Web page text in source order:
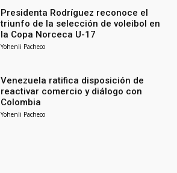
Presidenta Rodríguez reconoce el
triunfo de la selección de voleibol en
la Copa Norceca U-17
Yohenli Pacheco
Venezuela ratifica disposición de
reactivar comercio y diálogo con
Colombia
Yohenli Pacheco